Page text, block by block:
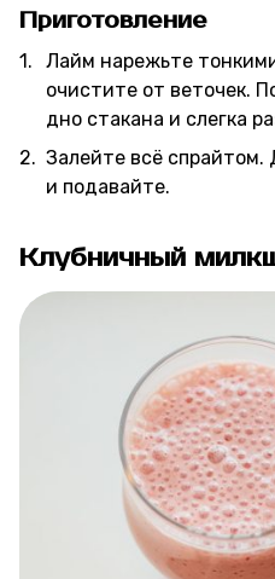
Приготовление
Лайм нарежьте
очистите от веточек.
дно стакана и слегка
Залейте всё спрайтом.
и подавайте.
Клубничный